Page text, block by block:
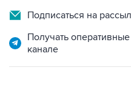
Подписаться на
Получать
канале